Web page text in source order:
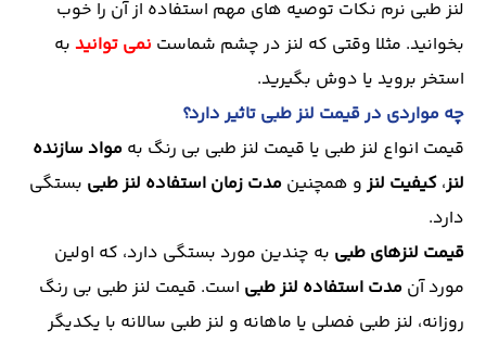
لنز طبی نرم نکات توصیه های مهم استفاده از آن را خوب
بخوانید. مثلا وقتی که لنز در چشم شماست نمی توانید به
استخر بروید یا دوش بگیرید.
چه مواردی در قیمت لنز طبی تاثیر دارد؟
قیمت انواع لنز طبی یا قیمت لنز طبی بی رنگ به مواد سازنده
لنز، کیفیت لنزو همچنین مدت زمان استفاده لنز طبی بستگی
دارد.
قیمت لنزهای طبی به چندین مورد بستگی دارد، که اولین
مورد آن مدت استفاده لنز طبی است. قیمت لنز طبی بی رنگ
روزانه، لنز طبی فصلی یا ماهانه و لنز طبی سالانه با یکدیگر